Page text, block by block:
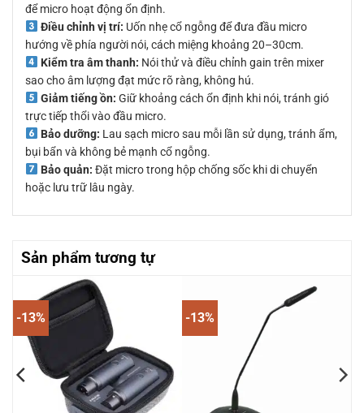
để micro hoạt động ổn định.
Điều chỉnh vị trí: Uốn nhẹ cổ ngỗng để đưa đầu micro
hướng về phía người nói, cách miệng khoảng 20–30cm.
Kiểm tra âm thanh: Nói thử và điều chỉnh gain trên mixer
sao cho âm lượng đạt mức rõ ràng, không hú.
Giảm tiếng ồn: Giữ khoảng cách ổn định khi nói, tránh gió
trực tiếp thổi vào đầu micro.
Bảo dưỡng: Lau sạch micro sau mỗi lần sử dụng, tránh ẩm,
bụi bẩn và không bẻ mạnh cổ ngỗng.
Bảo quản: Đặt micro trong hộp chống sốc khi di chuyển
hoặc lưu trữ lâu ngày.
Sản phẩm tương tự
-13% -13%